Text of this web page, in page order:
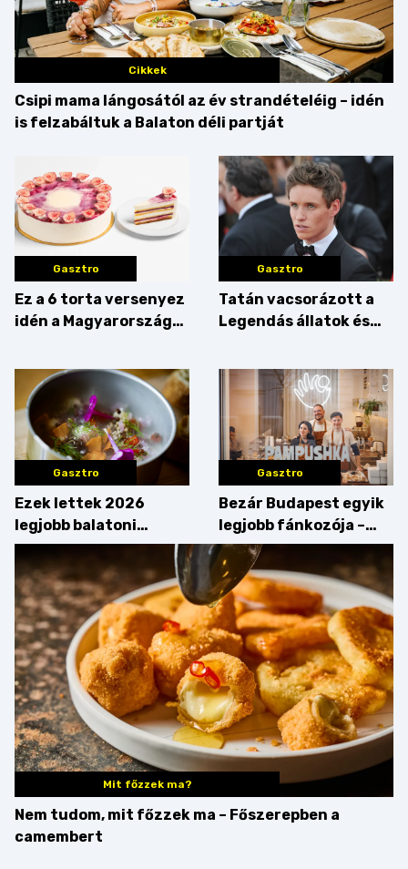
Cikkek
Csipi mama lángosától az év strandételéig – idén
is felzabáltuk a Balaton déli partját
Gasztro
Ez a 6 torta versenyez
idén a Magyarország
Gasztro
Tatán vacsorázott a
Legendás állatok és
Gasztro
Ezek lettek 2026
legjobb balatoni
strandételei –
végigkóstoltuk a
győzteseket
Gasztro
Bezár Budapest egyik
legjobb fánkozója –
búcsúzik a Pampushka
Mit főzzek ma?
Nem tudom, mit főzzek ma – Főszerepben a
camembert